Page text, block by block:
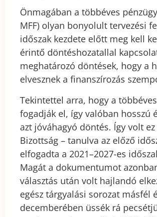
Önmagában a többéves
MFF) olyan bonyolult tervezési
időszak kezdete előtt meg kell
érintő döntéshozatallal
meghatározó döntések, hogy a
elvesznek a finanszírozás
Tekintettel arra, hogy a
fogadják el, így valóban hosszú
azt jóváhagyó döntés. Így volt
Bizottság – tanulva az előző
elfogadta a 2021–2027-es
Magát a dokumentumot
választás után volt hajlandó
egész tárgyalási sorozat másfél
decemberében üssék rá